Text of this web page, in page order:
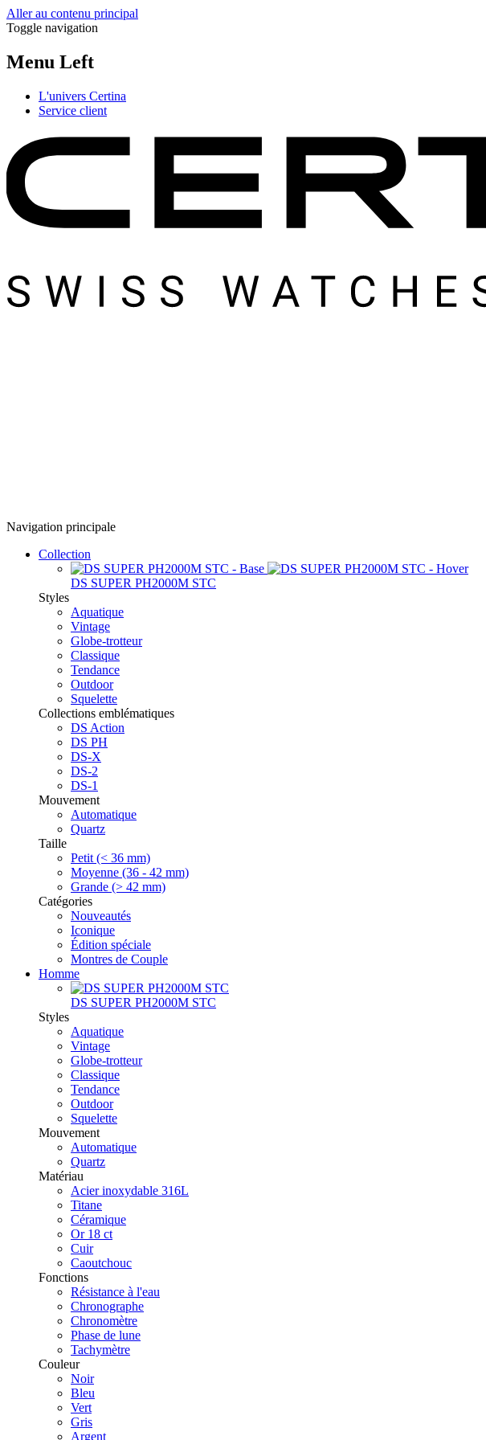
Aller au contenu principal
Toggle navigation
Menu Left
L'univers Certina
Service client
Navigation principale
Collection
DS SUPER PH2000M STC
Styles
Aquatique
Vintage
Globe-trotteur
Classique
Tendance
Outdoor
Squelette
Collections emblématiques
DS Action
DS PH
DS-X
DS-2
DS-1
Mouvement
Automatique
Quartz
Taille
Petit (< 36 mm)
Moyenne (36 - 42 mm)
Grande (> 42 mm)
Catégories
Nouveautés
Iconique
Édition spéciale
Montres de Couple
Homme
DS SUPER PH2000M STC
Styles
Aquatique
Vintage
Globe-trotteur
Classique
Tendance
Outdoor
Squelette
Mouvement
Automatique
Quartz
Matériau
Acier inoxydable 316L
Titane
Céramique
Or 18 ct
Cuir
Caoutchouc
Fonctions
Résistance à l'eau
Chronographe
Chronomètre
Phase de lune
Tachymètre
Couleur
Noir
Bleu
Vert
Gris
Argent